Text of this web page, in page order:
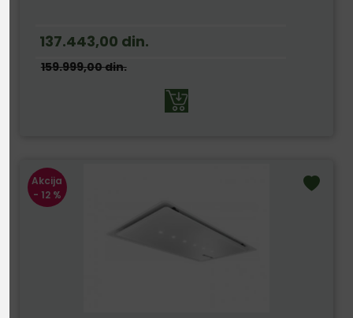
137.443,00 din.
159.999,00din.
Akcija
- 12 %